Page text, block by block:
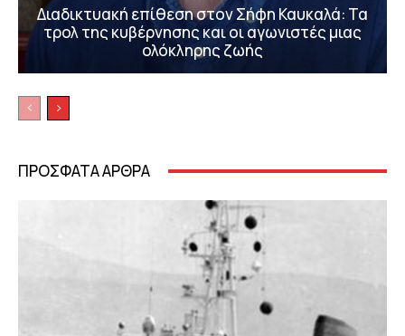
Διαδικτυακή επίθεση στον Σήφη Καυκαλά: Τα
τρολ της κυβέρνησης και οι αγωνιστές μιας
ολόκληρης ζωής
ΠΡΟΣΦΑΤΑ ΑΡΘΡΑ